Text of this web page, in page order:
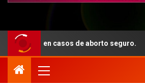
en casos de aborto seguro.